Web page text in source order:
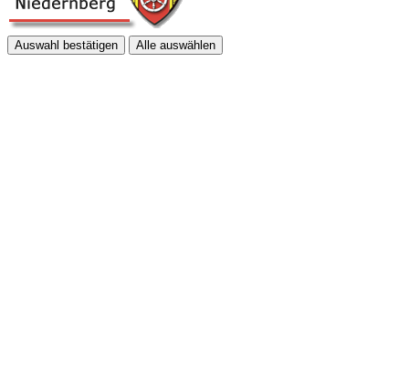
Auswahl bestätigen Alle auswählen